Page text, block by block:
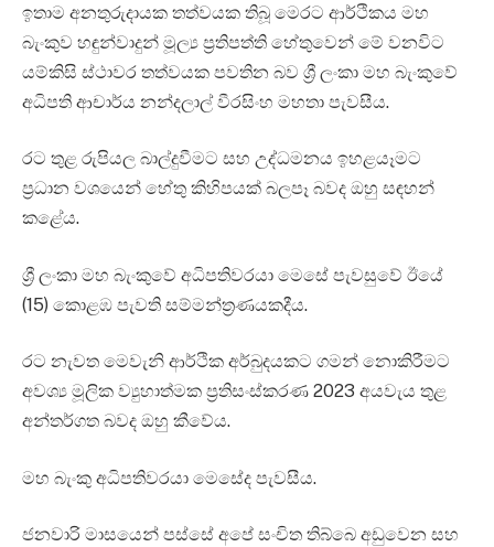
ඉතාම අනතුරුදායක තත්වයක තිබූ මෙරට ආර්ථිකය මහ
බැංකුව හඳුන්වාදුන් මූල්‍ය ප්‍රතිපත්ති හේතුවෙන් මේ වනවිට
යම්කිසි ස්ථාවර තත්වයක පවතින බව ශ්‍රී ලංකා මහ බැංකුවේ
අධිපති ආචාර්ය නන්දලාල් වීරසිංහ මහතා පැවසීය.
රට තුළ රුපියල බාල්දුවීමට සහ උද්ධමනය ඉහළයෑමට
ප්‍රධාන වශයෙන් හේතු කිහිපයක් බලපෑ බවද ඔහු සඳහන්
කළේය.
ශ්‍රී ලංකා මහ බැංකුවේ අධිපතිවරයා මෙසේ පැවසුවේ ඊයේ
(15) කොළඹ පැවති සම්මන්ත්‍රණයකදීය.
රට නැවත මෙවැනි ආර්ථික අර්බුදයකට ගමන් නොකිරීමට
අවශ්‍ය මූලික ව්‍යුහාත්මක ප්‍රතිසංස්කරණ 2023 අයවැය තුළ
අන්තර්ගත බවද ඔහු කීවේය.
මහ බැංකු අධිපතිවරයා මෙසේද පැවසීය.
ජනවාරි මාසයෙන් පස්සේ අපේ සංචිත තිබ්බෙ අඩුවෙන සහ